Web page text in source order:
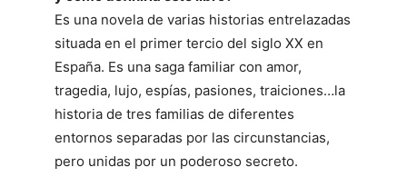
Es una novela de varias historias entrelazadas
situada en el primer tercio del siglo XX en
España. Es una saga familiar con amor,
tragedia, lujo, espías, pasiones, traiciones…la
historia de tres familias de diferentes
entornos separadas por las circunstancias,
pero unidas por un poderoso secreto.